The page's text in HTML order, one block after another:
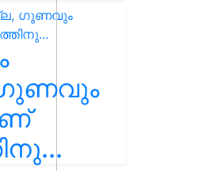
ഗുണവും